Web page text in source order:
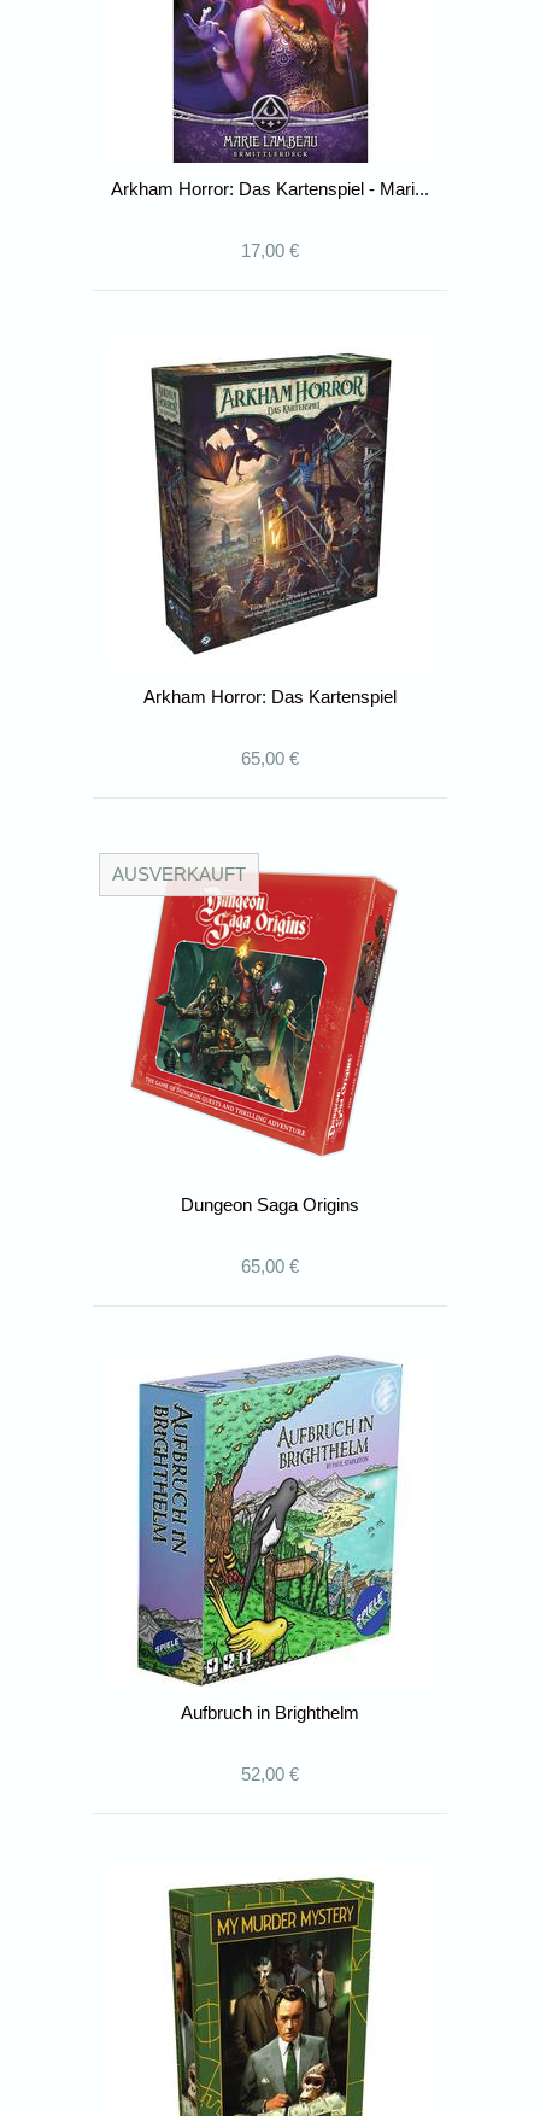
Arkham Horror: Das Kartenspiel - Mari...
17,00 €
Arkham Horror: Das Kartenspiel
65,00 €
AUSVERKAUFT
Dungeon Saga Origins
65,00 €
Aufbruch in Brighthelm
52,00 €